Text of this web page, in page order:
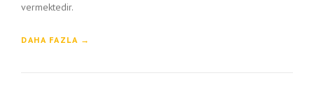
vermektedir.
DAHA FAZLA “→